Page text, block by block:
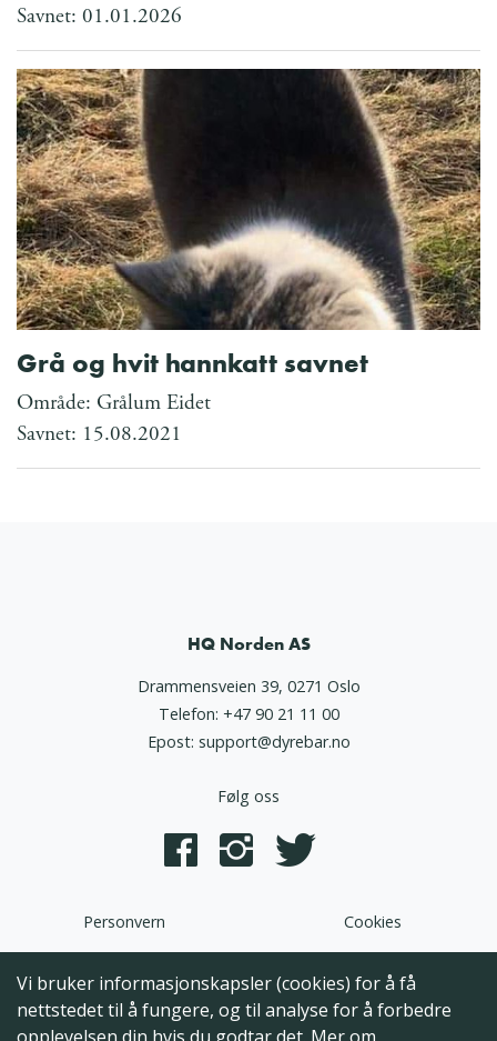
Savnet: 01.01.2026
Grå og hvit hannkatt savnet
Område: Grålum Eidet
Savnet: 15.08.2021
HQ Norden AS
Drammensveien 39, 0271 Oslo
Telefon: +47 90 21 11 00
Epost: support@dyrebar.no
Følg oss
Personvern Cookies
Dyrebar.no er en del av HQ Norden AS. Programvaren,
brukergrensesnittet og alt innhold på denne hjemmesiden er
opphavsrettslig beskyttet og tilhørende HQ Norden AS. Hele
Vi bruker informasjonskapsler (cookies) for å få
nettstedet til å fungere, og til analyse for å forbedre